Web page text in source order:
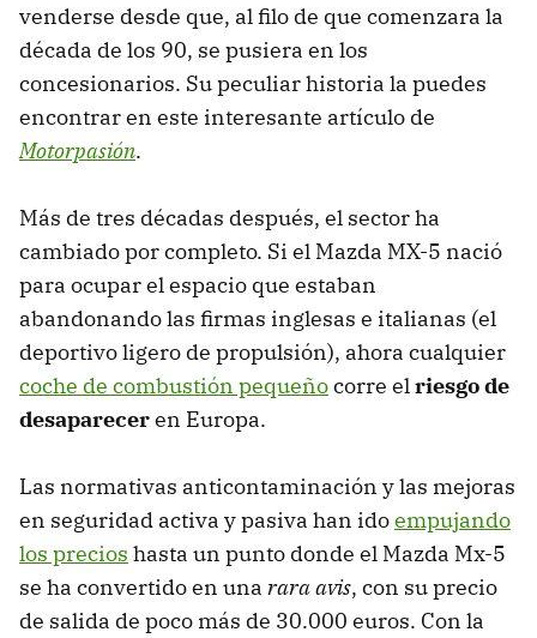
venderse desde que, al filo de que comenzara la
década de los 90, se pusiera en los
concesionarios. Su peculiar historia la puedes
encontrar en este interesante artículo de
Motorpasión.
Más de tres décadas después, el sector ha
cambiado por completo. Si el Mazda MX-5 nació
para ocupar el espacio que estaban
abandonando las firmas inglesas e italianas (el
deportivo ligero de propulsión), ahora cualquier
coche de combustión pequeñocorre elriesgo de
desapareceren Europa.
Las normativas anticontaminación y las mejoras
en seguridad activa y pasiva han idoempujando
los precios hasta un punto donde el Mazda Mx-5
se ha convertido en una rara avis, con su precio
de salida de poco más de 30.000 euros. Con la